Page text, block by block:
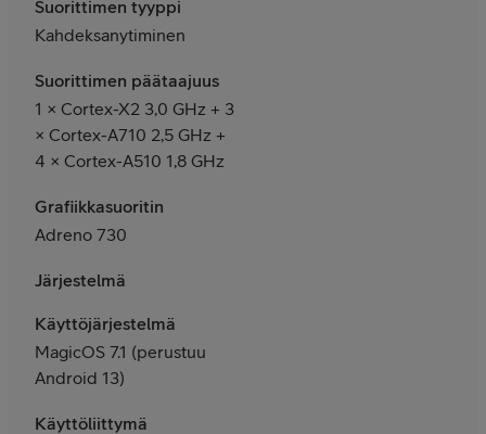
Suorittimen tyyppi
Kahdeksanytiminen
Suorittimen päätaajuus
1 × Cortex-X2 3,0 GHz + 3
× Cortex-A710 2,5 GHz +
4 × Cortex-A510 1,8 GHz
Grafiikkasuoritin
Adreno 730
Järjestelmä
Käyttöjärjestelmä
MagicOS 7.1 (perustuu
Android 13)
Käyttöliittymä